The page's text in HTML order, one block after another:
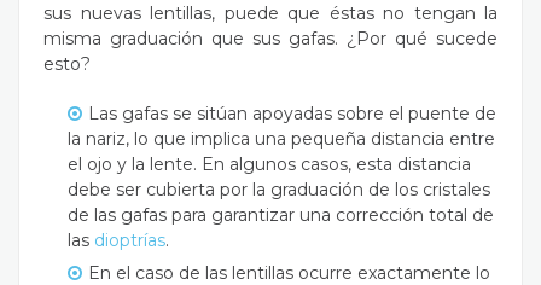
sus nuevas lentillas, puede que éstas no tengan la
misma graduación que sus gafas. ¿Por qué sucede
esto?
Las gafas se sitúan apoyadas sobre el puente de
la nariz, lo que implica una pequeña distancia entre
el ojo y la lente. En algunos casos, esta distancia
debe ser cubierta por la graduación de los cristales
de las gafas para garantizar una corrección total de
las dioptrías.
En el caso de las lentillas ocurre exactamente lo